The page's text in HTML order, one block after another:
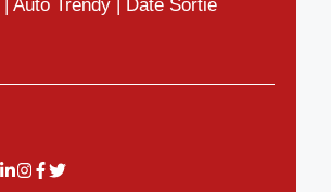
| Auto Trendy | Date Sortie